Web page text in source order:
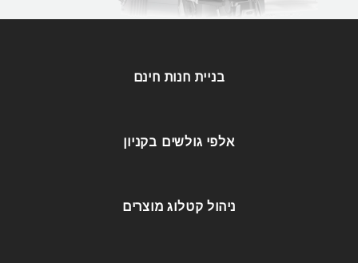
בניית חנות חינם
אלפי גולשים בקניון
ניהול קטלוג מוצרים